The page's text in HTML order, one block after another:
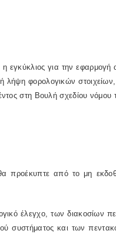
για την
λήψη φορολογικών
στη Βουλή σχεδίου νόμου
προέκυπτε από το μη
έλεγχο, των διακοσίων
συστήματος και των